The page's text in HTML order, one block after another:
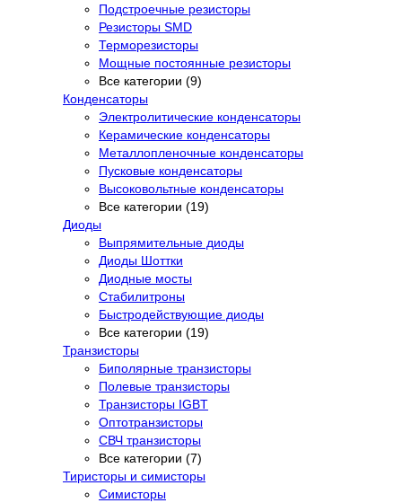
Подстроечные резисторы
Резисторы SMD
Терморезисторы
Мощные постоянные резисторы
Все категории (9)
Конденсаторы
Электролитические конденсаторы
Керамические конденсаторы
Металлопленочные конденсаторы
Пусковые конденсаторы
Высоковольтные конденсаторы
Все категории (19)
Диоды
Выпрямительные диоды
Диоды Шоттки
Диодные мосты
Стабилитроны
Быстродействующие диоды
Все категории (19)
Транзисторы
Биполярные транзисторы
Полевые транзисторы
Транзисторы IGBT
Оптотранзисторы
СВЧ транзисторы
Все категории (7)
Тиристоры и симисторы
Симисторы